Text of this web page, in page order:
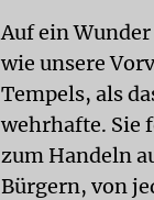
Auf ein
wie unsere
Tempels, als
wehrhafte. Sie
zum Handeln
Bürgern, von